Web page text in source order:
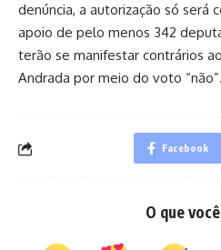
denúncia, a autorização só será
apoio de pelo menos 342
terão se manifestar contrários
Andrada por meio do voto “não”.
Facebook
O que